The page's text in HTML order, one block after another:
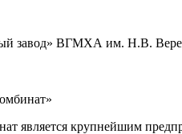
завод» ВГМХА им. Н.В.
является крупнейшим